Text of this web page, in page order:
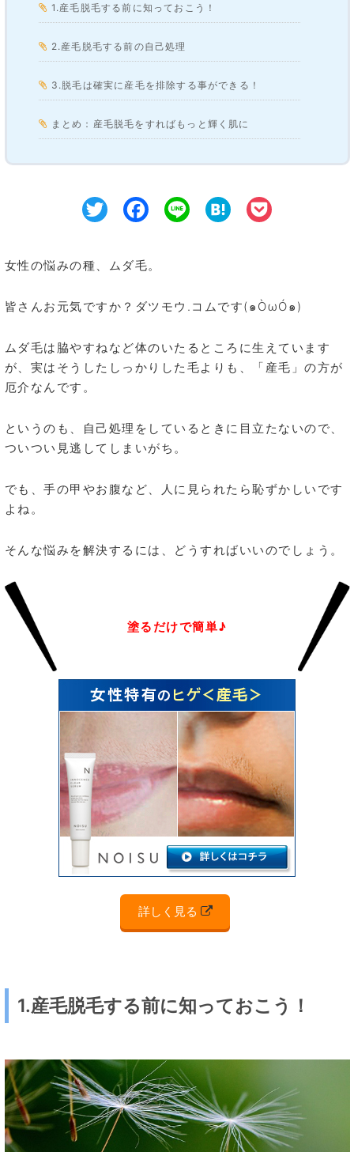
1.産毛脱毛する前に知っておこう！
2.産毛脱毛する前の自己処理
3.脱毛は確実に産毛を排除する事ができる！
まとめ：産毛脱毛をすればもっと輝く肌に
TwitterFacebook
Line Hatena
女性の悩みの種、ムダ毛。
皆さんお元気ですか？ダツモウ.コムです(๑ÒωÓ๑)
ムダ毛は脇やすねなど体のいたるところに生えています
が、実はそうしたしっかりした毛よりも、「産毛」の方が
厄介なんです。
というのも、自己処理をしているときに目立たないので、
ついつい見逃してしまいがち。
でも、手の甲やお腹など、人に見られたら恥ずかしいです
よね。
そんな悩みを解決するには、どうすればいいのでしょう。
塗るだけで簡単♪
詳しく見る
1.産毛脱毛する前に知っておこう！